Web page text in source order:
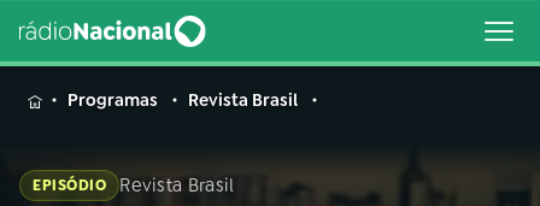
MENUProgramas Revista Brasil
EPISÓDIO Revista Brasil